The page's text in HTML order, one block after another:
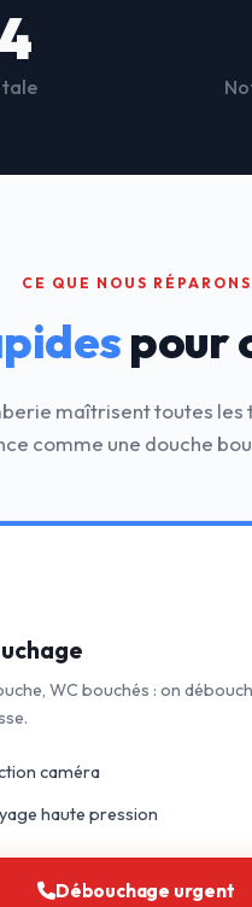
CE QUE NOUS RÉPARONS
pour
maîtrisent toutes
comme une douche
WC bouchés : on
caméra
haute pression
Débouchage urgent